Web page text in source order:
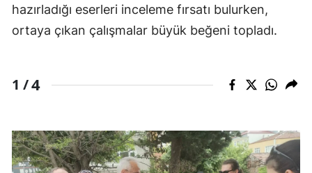
hazırladığı eserleri inceleme fırsatı bulurken,
ortaya çıkan çalışmalar büyük beğeni topladı.
1 /4